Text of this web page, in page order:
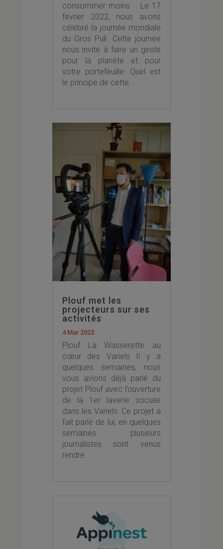
consommer moins Le 17
février 2022, nous avons
célébré la journée mondiale
du Gros Pull. Cette journée
nous invite à faire un geste
pour la planète et pour
votre portefeuille. Quel est
le principe de cette...
...
Plouf met les
projecteurs sur ses
activités
4 Mar 2022
Plouf La Wasserette au
cœur des Variels Il y a
quelques semaines, nous
vous avions déjà parlé du
projet Plouf avec l’ouverture
de la 1er laverie sociale
dans les Variels. Ce projet a
fait parlé de lui, en quelques
semaines plusieurs
journalistes sont venus
rendre...
...